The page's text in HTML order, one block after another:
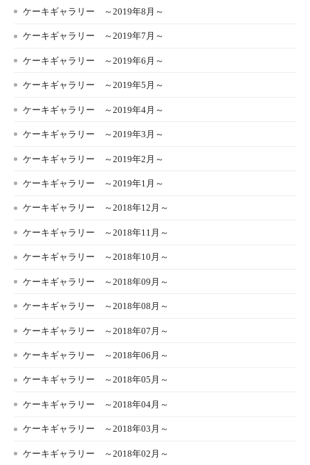
ケーキギャラリー ～2019年8月～
ケーキギャラリー ～2019年7月～
ケーキギャラリー ～2019年6月～
ケーキギャラリー ～2019年5月～
ケーキギャラリー ～2019年4月～
ケーキギャラリー ～2019年3月～
ケーキギャラリー ～2019年2月～
ケーキギャラリー ～2019年1月～
ケーキギャラリー ～2018年12月～
ケーキギャラリー ～2018年11月～
ケーキギャラリー ～2018年10月～
ケーキギャラリー ～2018年09月～
ケーキギャラリー ～2018年08月～
ケーキギャラリー ～2018年07月～
ケーキギャラリー ～2018年06月～
ケーキギャラリー ～2018年05月～
ケーキギャラリー ～2018年04月～
ケーキギャラリー ～2018年03月～
ケーキギャラリー ～2018年02月～